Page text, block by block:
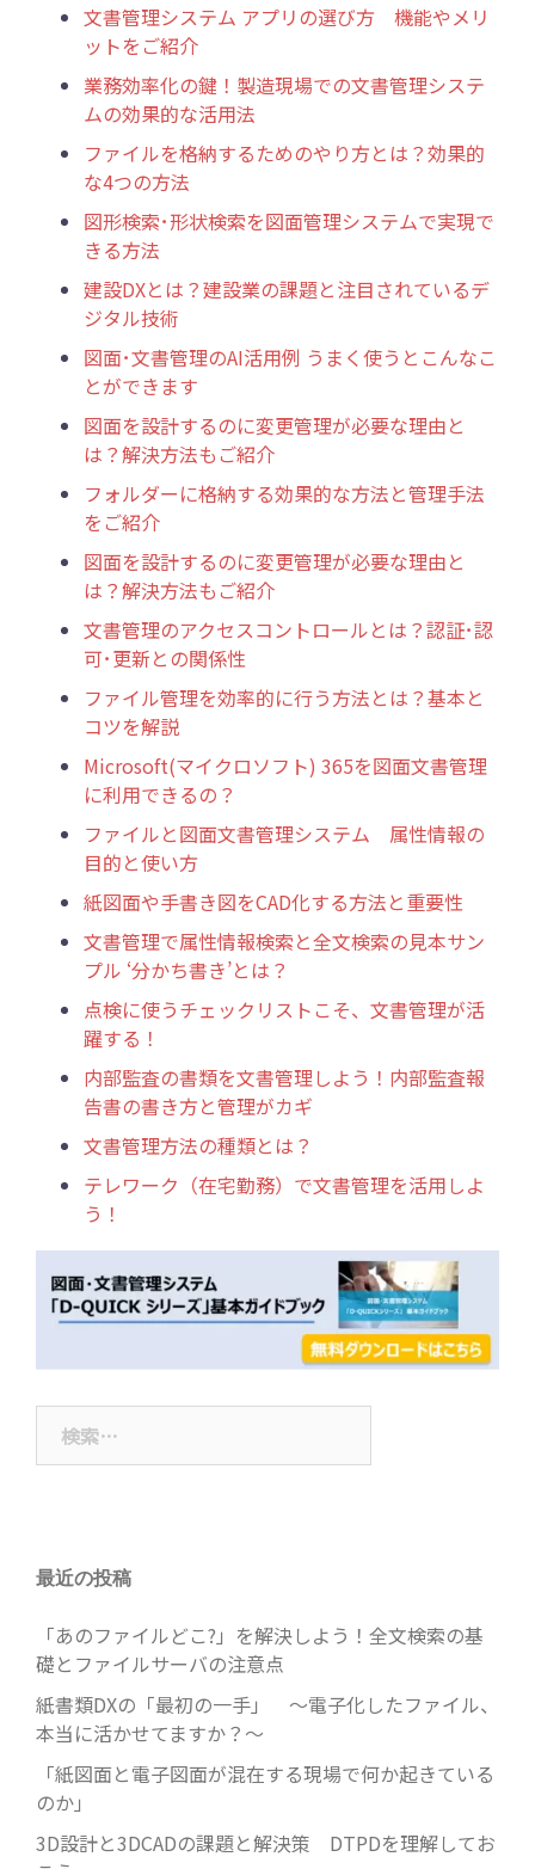
文書管理システム アプリの選び方 機能やメリ
ットをご紹介
業務効率化の鍵！製造現場での文書管理システ
ムの効果的な活用法
ファイルを格納するためのやり方とは？効果的
な4つの方法
図形検索･形状検索を図面管理システムで実現で
きる方法
建設DXとは？建設業の課題と注目されているデ
ジタル技術
図面･文書管理のAI活用例 うまく使うとこんなこ
とができます
図面を設計するのに変更管理が必要な理由と
は？解決方法もご紹介
フォルダーに格納する効果的な方法と管理手法
をご紹介
図面を設計するのに変更管理が必要な理由と
は？解決方法もご紹介
文書管理のアクセスコントロールとは？認証･認
可･更新との関係性
ファイル管理を効率的に行う方法とは？基本と
コツを解説
Microsoft(マイクロソフト) 365を図面文書管理
に利用できるの？
ファイルと図面文書管理システム 属性情報の
目的と使い方
紙図面や手書き図をCAD化する方法と重要性
文書管理で属性情報検索と全文検索の見本サン
プル ‘分かち書き’とは？
点検に使うチェックリストこそ、文書管理が活
躍する！
内部監査の書類を文書管理しよう！内部監査報
告書の書き方と管理がカギ
文書管理方法の種類とは？
テレワーク（在宅勤務）で文書管理を活用しよ
う！
索:
最近の投稿
「あのファイルどこ?」を解決しよう！全文検索の基
礎とファイルサーバの注意点
紙書類DXの「最初の一手」 ～電子化したファイル、
本当に活かせてますか？～
「紙図面と電子図面が混在する現場で何か起きている
のか」
3D設計と3DCADの課題と解決策 DTPDを理解してお